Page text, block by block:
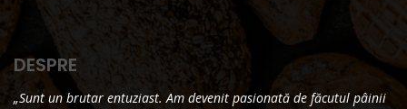
DESPRE
„Sunt un brutar entuziast. Am devenit pasionată de făcutul pâinii